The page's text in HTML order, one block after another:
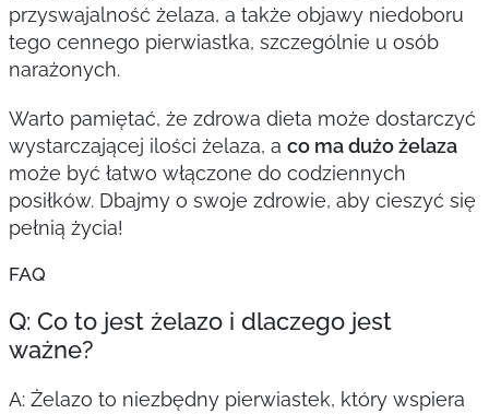
przyswajalność żelaza, a także objawy niedoboru
tego cennego pierwiastka, szczególnie u osób
narażonych.
Warto pamiętać, że zdrowa dieta może dostarczyć
wystarczającej ilości żelaza, a co ma dużo żelaza
może być łatwo włączone do codziennych
posiłków. Dbajmy o swoje zdrowie, aby cieszyć się
pełnią życia!
FAQ
Q: Co to jest żelazo i dlaczego jest
ważne?
A: Żelazo to niezbędny pierwiastek, który wspiera